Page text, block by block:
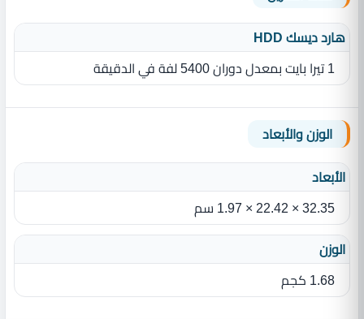
هارد ديسك HDD
1 تيرا بايت بمعدل دوران 5400 لفة في الدقيقة
الوزن والأبعاد
الأبعاد
32.35 × 22.42 × 1.97 سم
الوزن
1.68 كجم